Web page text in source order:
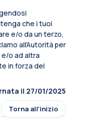
che i tuoi
e/o da un terzo,
all’Autorità per
o ad altra
in forza del
il 27/01/2025
Torna all'inizio